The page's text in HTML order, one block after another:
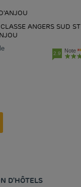
ANGERS SUD ST
2.9 Note
D'HÔTELS